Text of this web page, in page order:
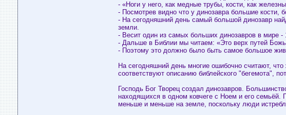
- «Ноги у него, как медные трубы, кости, как
- Посмотрев видно что у динозавра большие кости,
- На сегодняшний день самый большой динозавр
земли.
- Весит один из самых больших динозавров в мире -
- Дальше в Библии мы читаем: «Это верх путей
- Поэтому это должно было быть самое большое
На сегодняшний день многие ошибочно считают,
соответствуют описанию библейского "бегемота",
Господь Бог Творец создал динозавров.
находящихся в одном ковчеге с Ноем и его
меньше и меньше на земле, поскольку люди